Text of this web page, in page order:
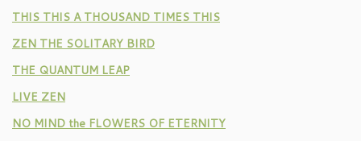
THIS THIS A THOUSAND TIMES THIS
ZEN THE SOLITARY BIRD
THE QUANTUM LEAP
LIVE ZEN
NO MIND the FLOWERS OF ETERNITY